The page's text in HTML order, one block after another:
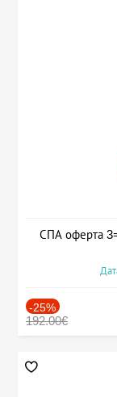
СПА оферта
-25%
192.00€